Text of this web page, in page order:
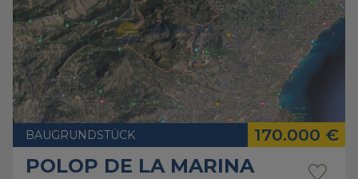
BAUGRUNDSTÜCK 170.000 €
POLOP DE LA MARINA